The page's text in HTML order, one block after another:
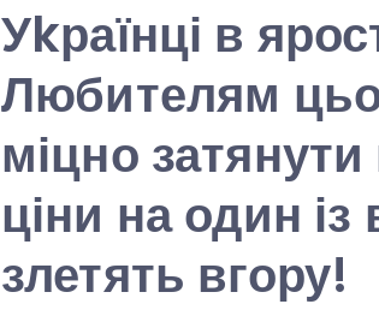
Уkраїнці в
Любителям
міцно
ціни на один
злетять вгору!